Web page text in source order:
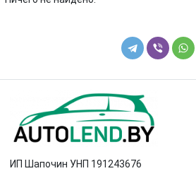
ИП Шапочин УНП 191243676